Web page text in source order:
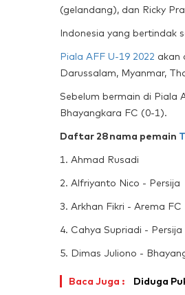
(gelandang), dan Ricky
Indonesia yang bertindak
Piala AFF U-19 2022 akan
Darussalam, Myanmar,
Sebelum bermain di Piala
Bhayangkara FC (0-1).
Daftar 28 nama pemain
1. Ahmad Rusadi
2. Alfriyanto Nico - Persija
3. Arkhan Fikri - Arema FC
4. Cahya Supriadi - Persija
5. Dimas Juliono -
Baca Juga : Diduga